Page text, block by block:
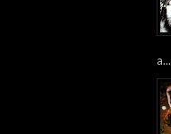
a...